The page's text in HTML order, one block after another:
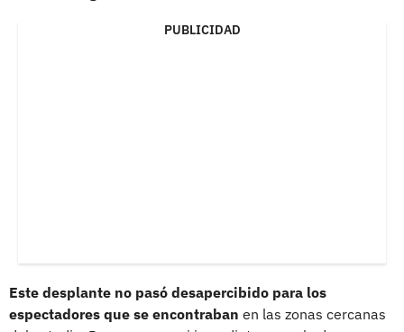
PUBLICIDAD
Este desplante no pasó desapercibido para los
espectadores que se encontraban en las zonas cercanas